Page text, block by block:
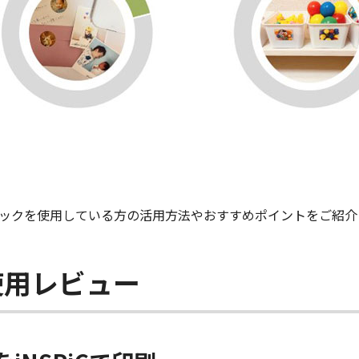
クを使用している方の活用方法やおすすめポイントをご紹
レビュー